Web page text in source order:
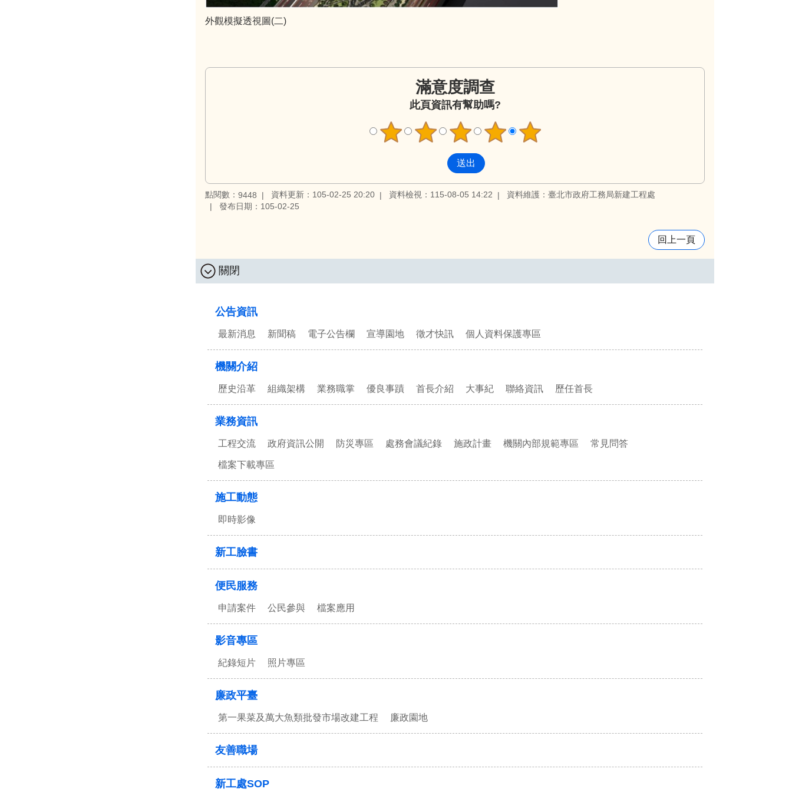
外觀模擬透視圖(二)
滿意度調查
此頁資訊有幫助嗎?
點閱數： 9448 資料更新：105-02-25 20:20 資料檢視：115-08-05 14:22
資料維護：臺北市政府工務局新建工程處
發布日期：105-02-25
回上一頁
關閉
公告資訊
最新消息 新聞稿 電子公告欄 宣導園地 徵才快訊 個人資料保護專區
機關介紹
歷史沿革 組織架構 業務職掌 優良事蹟 首長介紹 大事紀 聯絡資訊 歷任首長
業務資訊
工程交流 政府資訊公開 防災專區 處務會議紀錄 施政計畫 機關內部規範專區 常見問答
檔案下載專區
施工動態
即時影像
新工臉書
便民服務
申請案件 公民參與 檔案應用
影音專區
紀錄短片 照片專區
廉政平臺
第一果菜及萬大魚類批發市場改建工程 廉政園地
友善職場
新工處SOP